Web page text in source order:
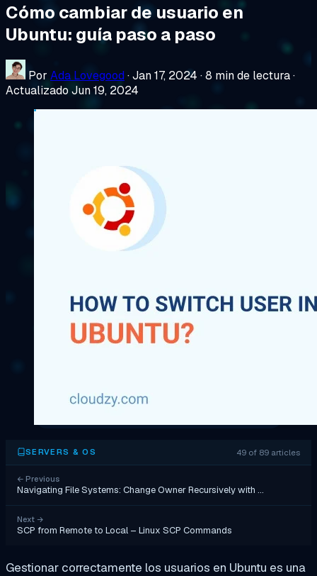
Cómo cambiar de usuario en
Ubuntu: guía paso a paso
Por Ada Lovegood ·Jan 17, 2024 ·8 min de lectura·
Actualizado Jun 19, 2024
SERVERS & OS 49 of 89 articles
← Previous
Navigating File Systems: Change Owner Recursively with …
Next →
SCP from Remote to Local – Linux SCP Commands
Gestionar correctamente los usuarios en Ubuntu es una